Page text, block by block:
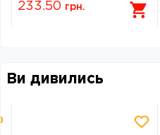
233.50 грн.
Ви дивились